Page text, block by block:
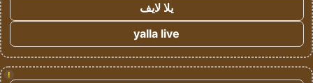
يلا لايف
yalla live
!